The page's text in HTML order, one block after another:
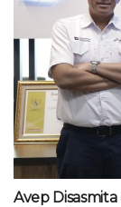
Avep